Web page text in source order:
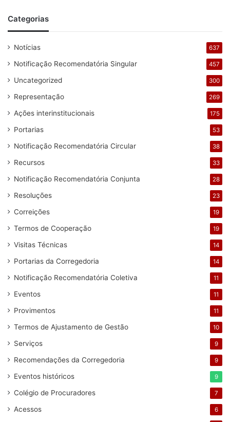
Categorias
Notícias 637
Notificação Recomendatória Singular 457
Uncategorized 300
Representação 269
Ações interinstitucionais 175
Portarias 53
Notificação Recomendatória Circular 38
Recursos 33
Notificação Recomendatória Conjunta 28
Resoluções 23
Correições 19
Termos de Cooperação 19
Visitas Técnicas 14
Portarias da Corregedoria 14
Notificação Recomendatória Coletiva 11
Eventos 11
Provimentos 11
Termos de Ajustamento de Gestão 10
Serviços 9
Recomendações da Corregedoria 9
Eventos históricos 9
Colégio de Procuradores 7
Acessos 6